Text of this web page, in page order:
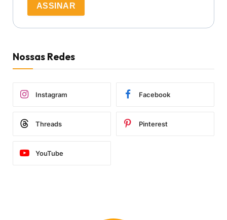
ASSINAR
Nossas Redes
Instagram Facebook
Threads Pinterest
YouTube